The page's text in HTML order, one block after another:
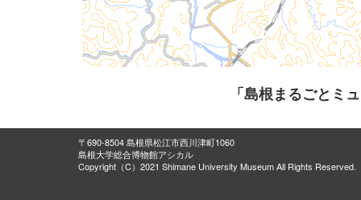
「島根まるごとミ
〒690-8504 島根県松江市西川津町1060
島根大学総合博物館アシカル
Copyright（C）2021 Shimane University Museum All Rights Reserved.